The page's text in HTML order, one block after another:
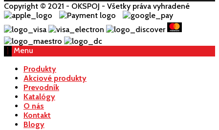
Copyright © 2021 - OKSPOJ - Všetky práva vyhradené
Menu
Produkty
Akciové produkty
Prevodník
Katalógy
O nás
Kontakt
Blogy